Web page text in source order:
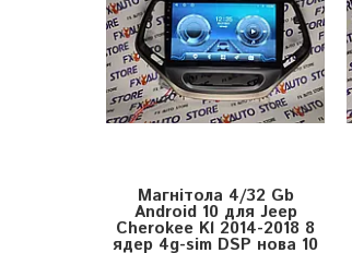
Магнітола 4/32 Gb
Android 10 для Jeep
Cherokee Kl 2014-2018 8
ядер 4g-sim DSP нова 10